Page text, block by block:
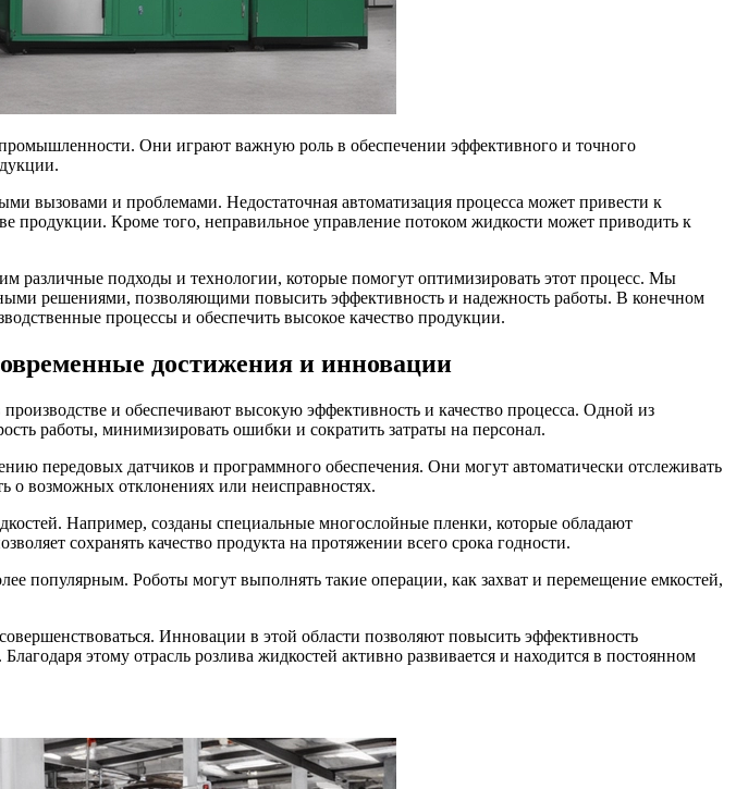
Они играют важную роль в обеспечении эффективного и точного
вызовами и проблемами. Недостаточная автоматизация процесса может привести к
продукции. Кроме того, неправильное управление потоком жидкости может приводить к
различные подходы и технологии, которые помогут оптимизировать этот процесс. Мы
решениями, позволяющими повысить эффективность и надежность работы. В конечном
процессы и обеспечить высокое качество продукции.
достижения и инновации
и обеспечивают высокую эффективность и качество процесса. Одной из
работы, минимизировать ошибки и сократить затраты на персонал.
передовых датчиков и программного обеспечения. Они могут автоматически отслеживать
о возможных отклонениях или неисправностях.
Например, созданы специальные многослойные пленки, которые обладают
сохранять качество продукта на протяжении всего срока годности.
популярным. Роботы могут выполнять такие операции, как захват и перемещение емкостей,
Инновации в этой области позволяют повысить эффективность
этому отрасль розлива жидкостей активно развивается и находится в постоянном